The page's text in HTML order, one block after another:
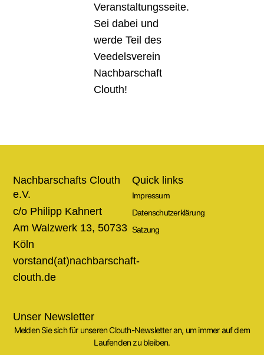
Veranstaltungsseite.
Sei dabei und
werde Teil des
Veedelsverein
Nachbarschaft
Clouth!
Quick links
Impressum
Datenschutzerklärung
Satzung
Nachbarschafts Clouth
e.V.
c/o Philipp Kahnert
Am Walzwerk 13, 50733
Köln
vorstand(at)nachbarschaft-
clouth.de
Unser Newsletter
Melden Sie sich für unseren Clouth-Newsletter an, um immer auf dem
Laufenden zu bleiben.